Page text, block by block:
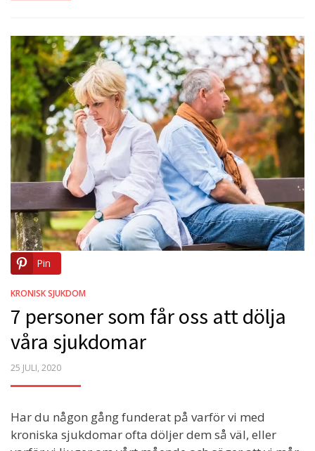
Pin
KRONISK SJUKDOM
7 personer som får oss att dölja
våra sjukdomar
POSTED
25 JULI, 2020
Har du någon gång funderat på varför vi med
kroniska sjukdomar ofta döljer dem så väl, eller